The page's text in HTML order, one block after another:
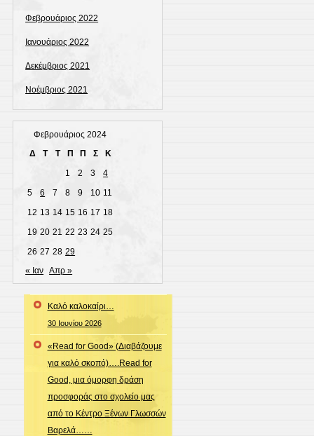
Φεβρουάριος 2022
Ιανουάριος 2022
Δεκέμβριος 2021
Νοέμβριος 2021
Φεβρουάριος 2024
Δ
Τ Τ Π Π Σ
Κ
1
2 3
4
5
6 7 8 9 10 11
12 13 14 15 16 17 18
19 20 21 22 23 24 25
26 27 28 29
« Ιαν Απρ »
Καλό καλοκαίρι…
30 Ιουνίου 2026
«Read for Good» (Διαβάζουμε
για καλό σκοπό)….Read for
Good, μια όμορφη δράση
προσφοράς στο σχολείο μας
από το Κέντρο Ξένων Γλωσσών
Βαρελά……